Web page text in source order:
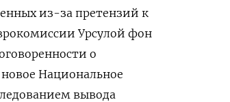
из-за претензий к
Урсулой фон
о
Национальное
вывода